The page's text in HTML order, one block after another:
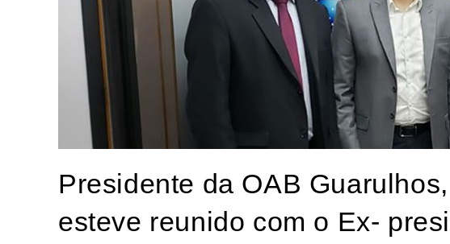
Presidente da OAB
esteve reunido com o Ex-